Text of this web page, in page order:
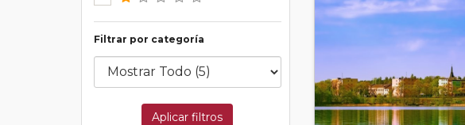
Filtrar por categoría
Aplicar filtros